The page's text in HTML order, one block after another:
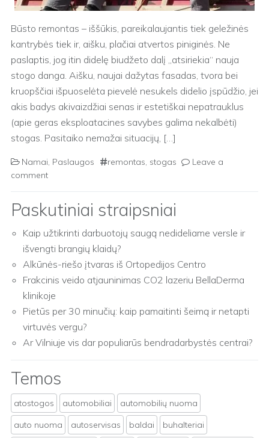
Būsto remontas – iššūkis, pareikalaujantis tiek geležinės
kantrybės tiek ir, aišku, plačiai atvertos piniginės. Ne
paslaptis, jog itin didelę biudžeto dalį „atsiriekia“ nauja
stogo danga. Aišku, naujai dažytas fasadas, tvora bei
kruopščiai išpuoselėta pievelė nesukels didelio įspūdžio, jei
akis badys akivaizdžiai senas ir estetiškai nepatrauklus
(apie geras eksploatacines savybes galima nekalbėti)
stogas. Pasitaiko nemažai situacijų, […]
Namai, Paslaugos remontas, stogas
Leave a
comment
Paskutiniai straipsniai
Kaip užtikrinti darbuotojų saugą nedideliame versle ir
išvengti brangių klaidų?
Alkūnės-riešo įtvaras iš Ortopedijos Centro
Frakcinis veido atjauninimas CO2 lazeriu BellaDerma
klinikoje
Pietūs per 30 minučių: kaip pamaitinti šeimą ir netapti
virtuvės vergu?
Ar Vilniuje vis dar populiarūs bendradarbystės centrai?
Temos
atostogos automobiliai
automobilių nuoma
auto nuoma
autoservisas baldai
buhalteriai